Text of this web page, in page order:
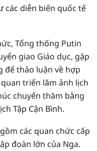
các diễn biến quốc tế
Tổng thống Putin
giao Giáo dục, gặp
để thảo luận về hợp
triển lãm ảnh lịch
chuyến thăm bằng
Tập Cận Bình.
các quan chức cấp
đoàn lớn của Nga.